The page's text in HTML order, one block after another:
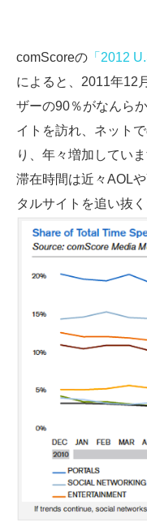
comScoreの 「2012
によると、2011年12
ザーの90％がなんら
イトを訪れ、ネット
り、年々増加してい
滞在時間は近々AOL
タルサイトを追い抜